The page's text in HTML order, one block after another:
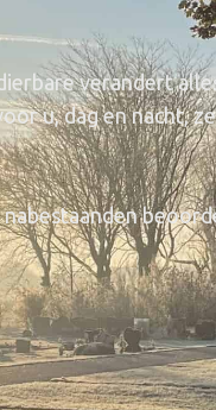
verandert
u, dag en nacht,